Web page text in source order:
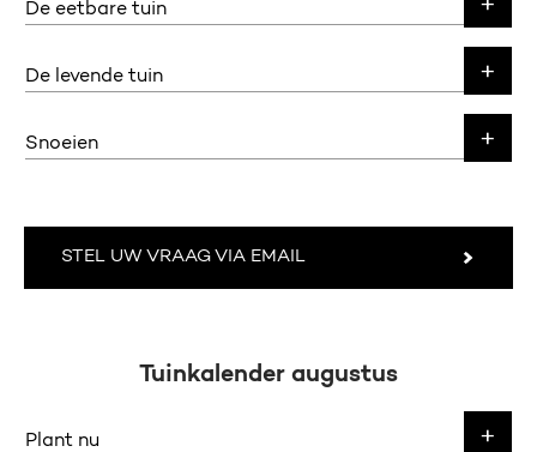
De eetbare tuin
De levende tuin
Snoeien
STEL UW VRAAG VIA EMAIL
Tuinkalender augustus
Plant nu